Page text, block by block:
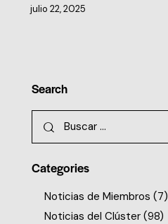
julio 22, 2025
Search
Categories
Noticias de Miembros (7)
Noticias del Clúster (98)